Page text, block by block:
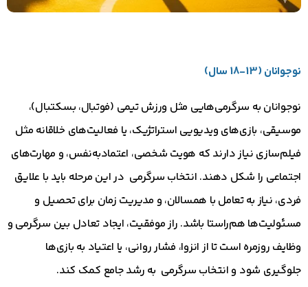
نوجوانان (13-18 سال)
نوجوانان به سرگرمی‌هایی مثل ورزش تیمی (فوتبال، بسکتبال)،
موسیقی، بازی‌های ویدیویی استراتژیک، یا فعالیت‌های خلاقانه مثل
فیلم‌سازی نیاز دارند که هویت شخصی، اعتمادبه‌نفس، و مهارت‌های
اجتماعی را شکل دهند. انتخاب سرگرمی در این مرحله باید با علایق
فردی، نیاز به تعامل با همسالان، و مدیریت زمان برای تحصیل و
مسئولیت‌ها هم‌راستا باشد. راز موفقیت، ایجاد تعادل بین سرگرمی و
وظایف روزمره است تا از انزوا، فشار روانی، یا اعتیاد به بازی‌ها
جلوگیری شود و انتخاب سرگرمی به رشد جامع کمک کند.